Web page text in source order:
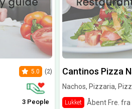
5.0 (2)
3 People
Cantinos Pizza
Nachos, Pizzaria,
Lukket Åbent Fre. fra